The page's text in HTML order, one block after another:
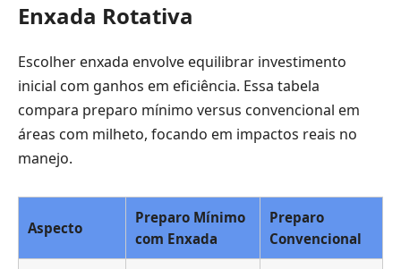
Enxada Rotativa
Escolher enxada envolve equilibrar investimento
inicial com ganhos em eficiência. Essa tabela
compara preparo mínimo versus convencional em
áreas com milheto, focando em impactos reais no
manejo.
Aspecto
Preparo Mínimo
com Enxada
Preparo
Convencional